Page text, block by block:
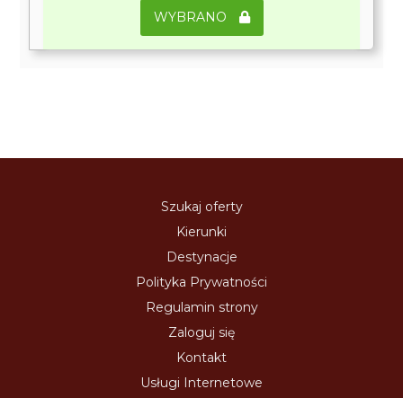
WYBRANO
Szukaj oferty
Kierunki
Destynacje
Polityka Prywatności
Regulamin strony
Zaloguj się
Kontakt
Usługi Internetowe